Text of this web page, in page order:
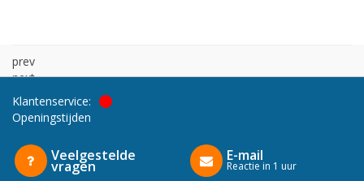
prev
next
Klantenservice:
Openingstijden
Veelgestelde
vragen
E-mail
Reactie in 1 uur